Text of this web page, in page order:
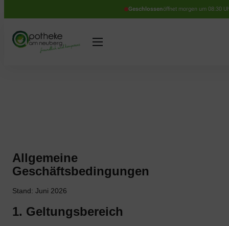
Geschlossenöffnet morgen um 08:30
Allgemeine
Geschäftsbedingungen
Stand: Juni 2026
1. Geltungsbereich